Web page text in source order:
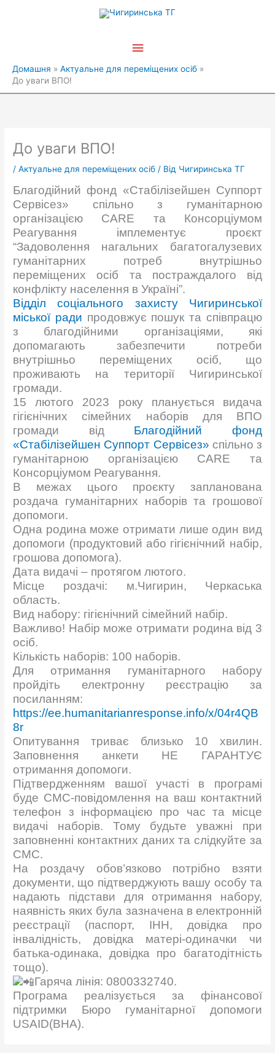
Головне
Домашня
Актуальне для переміщених осіб
До уваги ВПО!
До уваги ВПО!
/Актуальне для переміщених осіб / Від Чигиринська ТГ
Благодійний фонд «Стабілізейшен Суппорт
Сервісез» спільно з гуманітарною
організацією CARE та Консорціумом
Реагування імплементує проєкт
“Задоволення нагальних багатогалузевих
гуманітарних потреб внутрішньо
переміщених осіб та постраждалого від
конфлікту населення в Україні”.
Відділ соціального захисту Чигиринської
міської ради продовжує пошук та співпрацю
з благодійними організаціями, які
допомагають забезпечити потреби
внутрішньо переміщених осіб, що
проживають на території Чигиринської
громади.
15лютого 2023 року планується видача
гігієнічних сімейних наборів для ВПО
громади від Благодійний фонд
«Стабілізейшен Суппорт Сервісез» спільно з
гуманітарною організацією CARE та
Консорціумом Реагування.
В межах цього проєкту запланована
роздача гуманітарних наборів та грошової
допомоги.
Одна родина може отримати лише один вид
допомоги (продуктовий або гігієнічний набір,
грошова допомога).
Дата видачі – протягом лютого.
Місце роздачі: м.Чигирин, Черкаська
область.
Вид набору: гігієнічний сімейний набір.
Важливо! Набір може отримати родина від 3
осіб.
Кількість наборів: 100 наборів.
Для отримання гуманітарного набору
пройдіть електронну реєстрацію за
посиланням:
https://ee.humanitarianresponse.info/x/04r4QB
8r
Опитування триває близько 10 хвилин.
Заповнення анкети НЕ ГАРАНТУЄ
отримання допомоги.
Підтвердженням вашої участі в програмі
буде СМС-повідомлення на ваш контактний
телефон з інформацією про час та місце
видачі наборів. Тому будьте уважні при
заповненні контактних даних та слідкуйте за
СМС.
На роздачу обов’язково потрібно взяти
документи, що підтверджують вашу особу та
надають підстави для отримання набору,
наявність яких була зазначена в електронній
реєстрації (паспорт, ІНН, довідка про
інвалідність, довідка матері-одиначки чи
батька-одинака, довідка про багатодітність
тощо).
Гаряча лінія: 0800332740.
Програма реалізується за фінансової
підтримки Бюро гуманітарної допомоги
USAID(BHA).